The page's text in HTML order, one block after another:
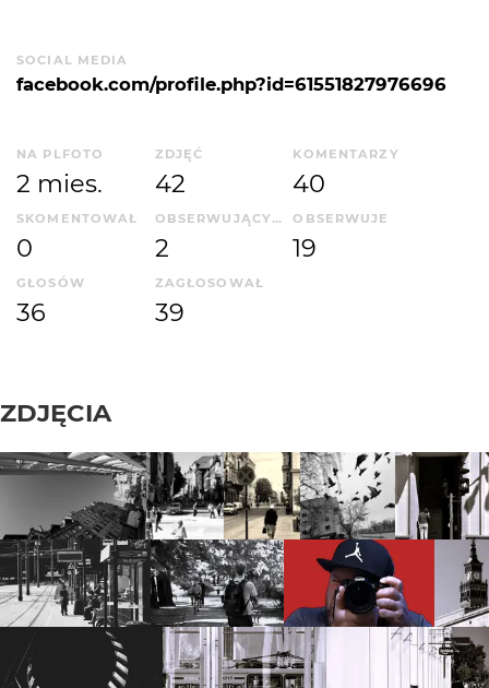
SOCIAL MEDIA
facebook.com/profile.php?id=61551827976696
NA PLFOTO
2 mies.
ZDJĘĆ
42
KOMENTARZY
40
SKOMENTOWAŁ
0
OBSERWUJĄCYCH
2
OBSERWUJE
19
GŁOSÓW
36
ZAGŁOSOWAŁ
39
ZDJĘCIA